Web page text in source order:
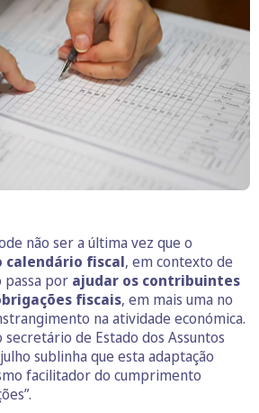
não ser a última vez que o
calendário fiscal, em contexto de
passa por ajudar os contribuintes
fiscais, em mais uma no
na atividade económica.
secretário de Estado dos Assuntos
sublinha que esta adaptação
facilitador do cumprimento